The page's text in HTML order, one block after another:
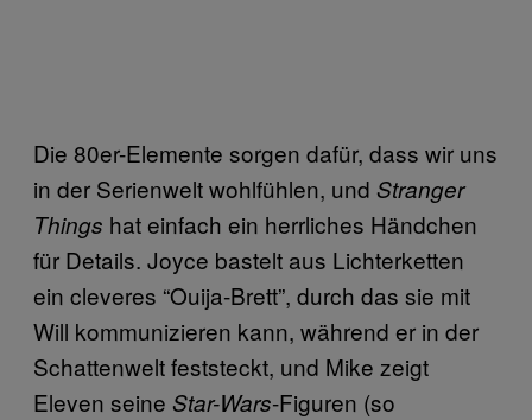
Die 80er-Elemente sorgen dafür, dass wir uns
in der Serienwelt wohlfühlen, und Stranger
Things hat einfach ein herrliches Händchen
für Details. Joyce bastelt aus Lichterketten
ein cleveres “Ouija-Brett”, durch das sie mit
Will kommunizieren kann, während er in der
Schattenwelt feststeckt, und Mike zeigt
Eleven seine Star-Wars-Figuren (so